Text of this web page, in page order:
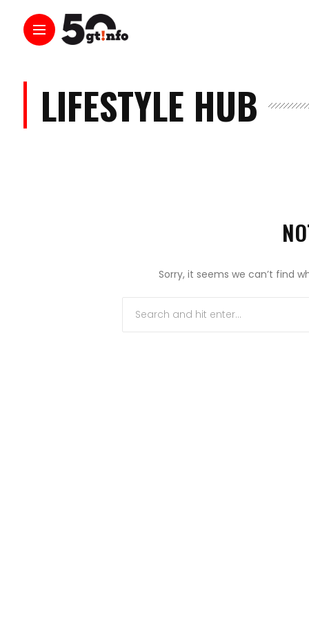
LIFESTYLE HUB
Sorry, it seems we can’t find